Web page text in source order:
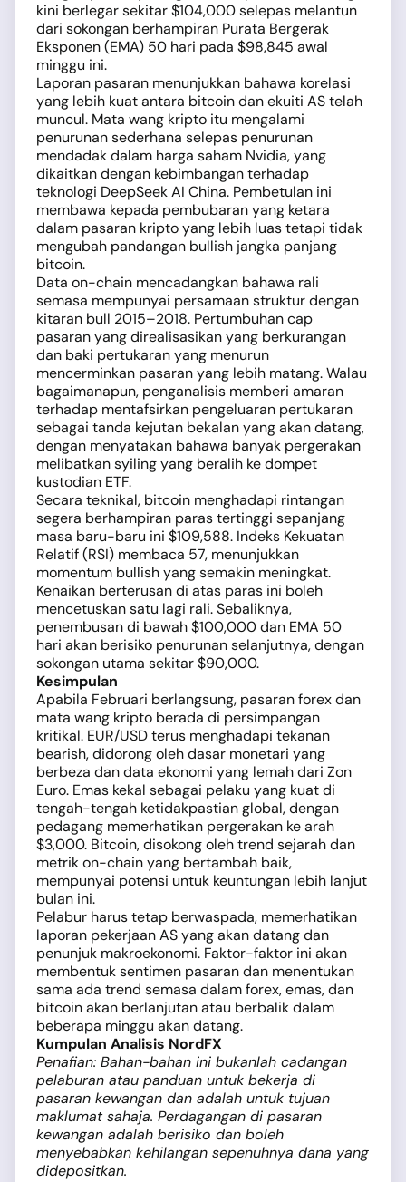
kini berlegar sekitar $104,000 selepas melantun
dari sokongan berhampiran Purata Bergerak
Eksponen (EMA) 50 hari pada $98,845 awal
minggu ini.
Laporan pasaran menunjukkan bahawa korelasi
yang lebih kuat antara bitcoin dan ekuiti AS telah
muncul. Mata wang kripto itu mengalami
penurunan sederhana selepas penurunan
mendadak dalam harga saham Nvidia, yang
dikaitkan dengan kebimbangan terhadap
teknologi DeepSeek AI China. Pembetulan ini
membawa kepada pembubaran yang ketara
dalam pasaran kripto yang lebih luas tetapi tidak
mengubah pandangan bullish jangka panjang
bitcoin.
Data on-chain mencadangkan bahawa rali
semasa mempunyai persamaan struktur dengan
kitaran bull 2015–2018. Pertumbuhan cap
pasaran yang direalisasikan yang berkurangan
dan baki pertukaran yang menurun
mencerminkan pasaran yang lebih matang. Walau
bagaimanapun, penganalisis memberi amaran
terhadap mentafsirkan pengeluaran pertukaran
sebagai tanda kejutan bekalan yang akan datang,
dengan menyatakan bahawa banyak pergerakan
melibatkan syiling yang beralih ke dompet
kustodian ETF.
Secara teknikal, bitcoin menghadapi rintangan
segera berhampiran paras tertinggi sepanjang
masa baru-baru ini $109,588. Indeks Kekuatan
Relatif (RSI) membaca 57, menunjukkan
momentum bullish yang semakin meningkat.
Kenaikan berterusan di atas paras ini boleh
mencetuskan satu lagi rali. Sebaliknya,
penembusan di bawah $100,000 dan EMA 50
hari akan berisiko penurunan selanjutnya, dengan
sokongan utama sekitar $90,000.
Kesimpulan
Apabila Februari berlangsung, pasaran forex dan
mata wang kripto berada di persimpangan
kritikal. EUR/USD terus menghadapi tekanan
bearish, didorong oleh dasar monetari yang
berbeza dan data ekonomi yang lemah dari Zon
Euro. Emas kekal sebagai pelaku yang kuat di
tengah-tengah ketidakpastian global, dengan
pedagang memerhatikan pergerakan ke arah
$3,000. Bitcoin, disokong oleh trend sejarah dan
metrik on-chain yang bertambah baik,
mempunyai potensi untuk keuntungan lebih lanjut
bulan ini.
Pelabur harus tetap berwaspada, memerhatikan
laporan pekerjaan AS yang akan datang dan
penunjuk makroekonomi. Faktor-faktor ini akan
membentuk sentimen pasaran dan menentukan
sama ada trend semasa dalam forex, emas, dan
bitcoin akan berlanjutan atau berbalik dalam
beberapa minggu akan datang.
Kumpulan Analisis NordFX
Penafian: Bahan-bahan ini bukanlah cadangan
pelaburan atau panduan untuk bekerja di
pasaran kewangan dan adalah untuk tujuan
maklumat sahaja. Perdagangan di pasaran
kewangan adalah berisiko dan boleh
menyebabkan kehilangan sepenuhnya dana yang
didepositkan.